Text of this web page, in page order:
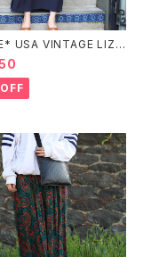
USA VINTAGE LIZ c
EMBROIDERY DES
ONE PIECE/アメリ
刺繍デザインネイビーワ